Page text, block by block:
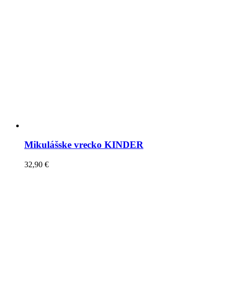
Mikulášske vrecko KINDER
32,90 €